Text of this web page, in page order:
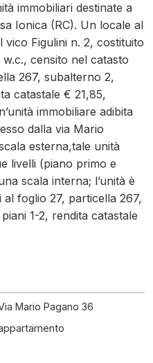
immobiliari destinate a
Ionica (RC). Un locale al
Figulini n. 2, costituito
censito nel catasto
267, subalterno 2,
catastale € 21,85,
immobiliare adibita
dalla via Mario
esterna,tale unità
livelli (piano primo e
scala interna; l’unità è
foglio 27, particella 267,
1-2, rendita catastale
Mario Pagano 36